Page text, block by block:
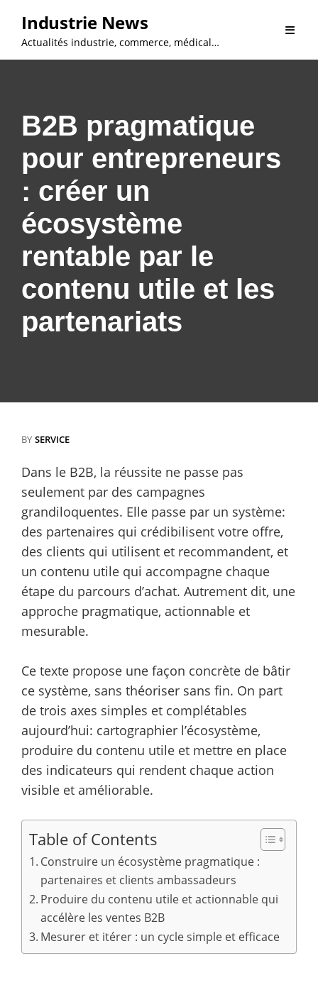
content
Industrie News
Actualités industrie, commerce, médical…
B2B pragmatique
pour entrepreneurs
: créer un
écosystème
rentable par le
contenu utile et les
partenariats
BY SERVICE
Dans le B2B, la réussite ne passe pas
seulement par des campagnes
grandiloquentes. Elle passe par un système:
des partenaires qui crédibilisent votre offre,
des clients qui utilisent et recommandent, et
un contenu utile qui accompagne chaque
étape du parcours d’achat. Autrement dit, une
approche pragmatique, actionnable et
mesurable.
Ce texte propose une façon concrète de bâtir
ce système, sans théoriser sans fin. On part
de trois axes simples et complétables
aujourd’hui: cartographier l’écosystème,
produire du contenu utile et mettre en place
des indicateurs qui rendent chaque action
visible et améliorable.
Table of Contents
Construire un écosystème pragmatique :
partenaires et clients ambassadeurs
Produire du contenu utile et actionnable qui
accélère les ventes B2B
Mesurer et itérer : un cycle simple et efficace